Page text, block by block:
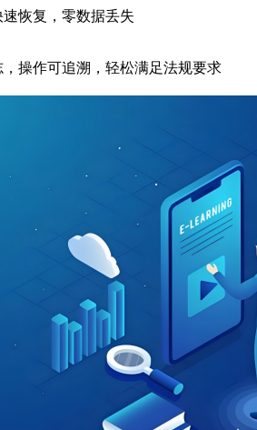
速恢复，零数据丢失
操作可追溯，轻松满足法规要求